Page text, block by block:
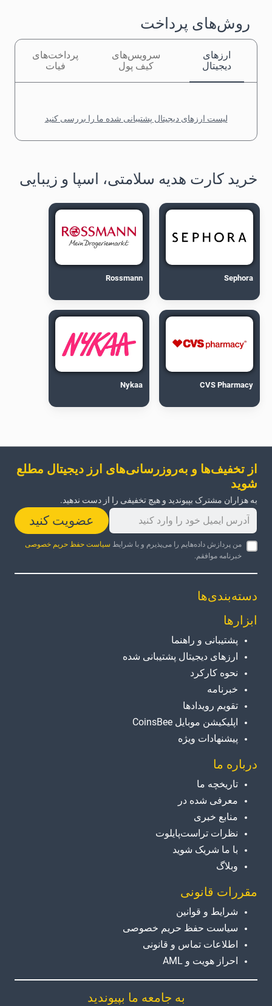
روش‌های پرداخت
ارزهای
دیجیتال
سرویس‌های
کیف پول
پرداخت‌های
فیات
لیست ارزهای دیجیتال پشتیبانی شده ما را بررسی کنید
خرید کارت هدیه سلامتی، اسپا و زیبایی
Sephora
Rossmann
CVS Pharmacy
Nykaa
از تخفیف‌ها و به‌روزرسانی‌های ارز دیجیتال مطلع
شوید
به هزاران مشترک بپیوندید و هیچ تخفیفی را از دست ندهید.
عضویت کنید
من پردازش داده‌هایم را می‌پذیرم و با شرایط سیاست حفظ حریم خصوصی
خبرنامه موافقم.
دسته‌بندی‌ها
ابزارها
پشتیبانی و راهنما
ارزهای دیجیتال پشتیبانی شده
نحوه کارکرد
خبرنامه
تقویم رویدادها
اپلیکیشن موبایل CoinsBee
پیشنهادات ویژه
درباره ما
تاریخچه ما
معرفی شده در
منابع خبری
نظرات تراست‌پایلوت
با ما شریک شوید
وبلاگ
مقررات قانونی
شرایط و قوانین
سیاست حفظ حریم خصوصی
اطلاعات تماس و قانونی
احراز هویت و AML
به جامعه ما بپیوندید